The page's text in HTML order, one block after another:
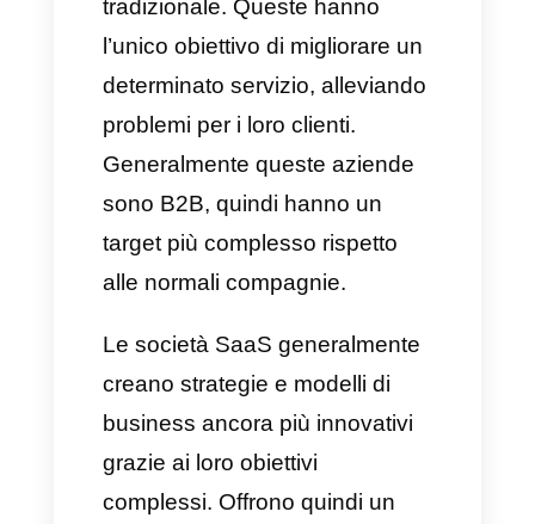
2)Sicurezza:Con questa
strategia si registrano meno
perdite di dati rispetto a ciò che
avviene nelle location fisiche.
3) Costi minori:
Grazie alla sua
sarà necessaria eccessiva
manodopera, restringendo così
i costi.